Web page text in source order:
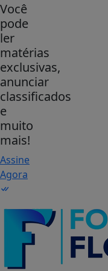
Você
pode
ler
matérias
exclusivas,
anunciar
classificados
e
muito
mais!
Assine
Agora